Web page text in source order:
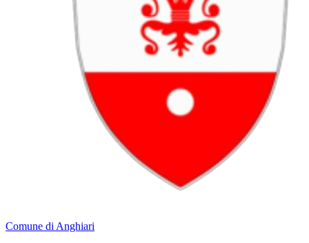
Comune di Anghiari